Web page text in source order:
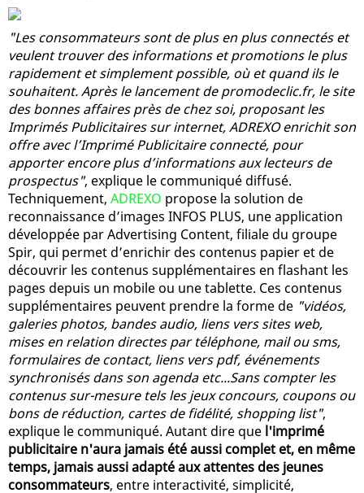
"Les consommateurs sont de plus en plus connectés et
veulent trouver des informations et promotions le plus
rapidement et simplement possible, où et quand ils le
souhaitent. Après le lancement de promodeclic.fr, le site
des bonnes affaires près de chez soi, proposant les
Imprimés Publicitaires sur internet, ADREXO enrichit son
offre avec l’Imprimé Publicitaire connecté, pour
apporter encore plus d’informations aux lecteurs de
prospectus", explique le communiqué diffusé.
Techniquement, ADREXO propose la solution de
reconnaissance d’images INFOS PLUS, une application
développée par Advertising Content, filiale du groupe
Spir, qui permet d’enrichir des contenus papier et de
découvrir les contenus supplémentaires en flashant les
pages depuis un mobile ou une tablette. Ces contenus
supplémentaires peuvent prendre la forme de "vidéos,
galeries photos, bandes audio, liens vers sites web,
mises en relation directes par téléphone, mail ou sms,
formulaires de contact, liens vers pdf, événements
synchronisés dans son agenda etc...Sans compter les
contenus sur-mesure tels les jeux concours, coupons ou
bons de réduction, cartes de fidélité, shopping list",
explique le communiqué. Autant dire que l'imprimé
publicitaire n'aura jamais été aussi complet et, en même
temps, jamais aussi adapté aux attentes des jeunes
consommateurs, entre interactivité, simplicité,